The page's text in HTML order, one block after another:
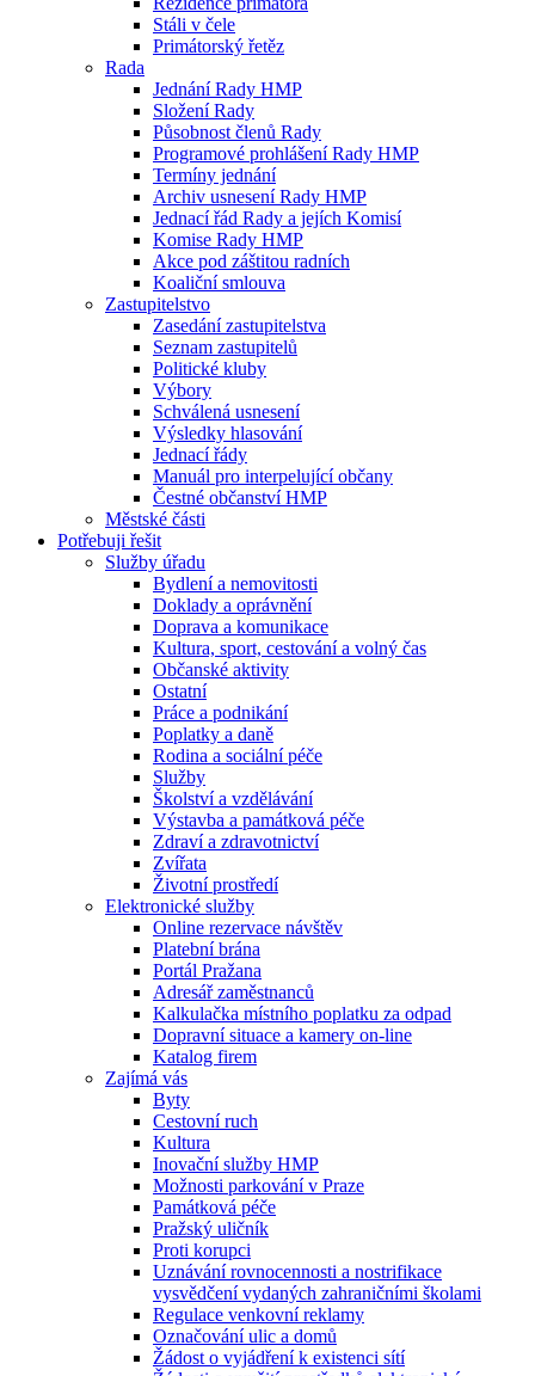
Stáli v čele
Primátorský řetěz
Rada
Jednání Rady HMP
Složení Rady
Působnost členů Rady
Programové prohlášení Rady HMP
Termíny jednání
Archiv usnesení Rady HMP
Jednací řád Rady a jejích Komisí
Komise Rady HMP
Akce pod záštitou radních
Koaliční smlouva
Zastupitelstvo
Zasedání zastupitelstva
Seznam zastupitelů
Politické kluby
Výbory
Schválená usnesení
Výsledky hlasování
Jednací řády
Manuál pro interpelující občany
Čestné občanství HMP
Městské části
Potřebuji řešit
Služby úřadu
Bydlení a nemovitosti
Doklady a oprávnění
Doprava a komunikace
Kultura, sport, cestování a volný čas
Občanské aktivity
Ostatní
Práce a podnikání
Poplatky a daně
Rodina a sociální péče
Služby
Školství a vzdělávání
Výstavba a památková péče
Zdraví a zdravotnictví
Zvířata
Životní prostředí
Elektronické služby
Online rezervace návštěv
Platební brána
Portál Pražana
Adresář zaměstnanců
Kalkulačka místního poplatku za odpad
Dopravní situace a kamery on-line
Katalog firem
Zajímá vás
Byty
Cestovní ruch
Kultura
Inovační služby HMP
Možnosti parkování v Praze
Památková péče
Pražský uličník
Proti korupci
Uznávání rovnocennosti a nostrifikace
vysvědčení vydaných zahraničními školami
Regulace venkovní reklamy
Označování ulic a domů
Žádost o vyjádření k existenci sítí